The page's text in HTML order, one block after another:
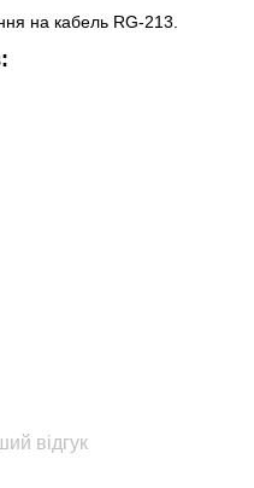
на кабель RG-213.
:
відгук